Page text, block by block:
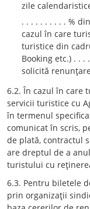
zile
. . . . . . . . . . %
cazul în care
turistice din
Booking etc.) . .
solicită
6.2. În cazul în care
servicii turistice cu
în termenul
comunicat în scris,
de plată, contractul
are dreptul de a
turistului cu
6.3. Pentru biletele
prin organizaţii